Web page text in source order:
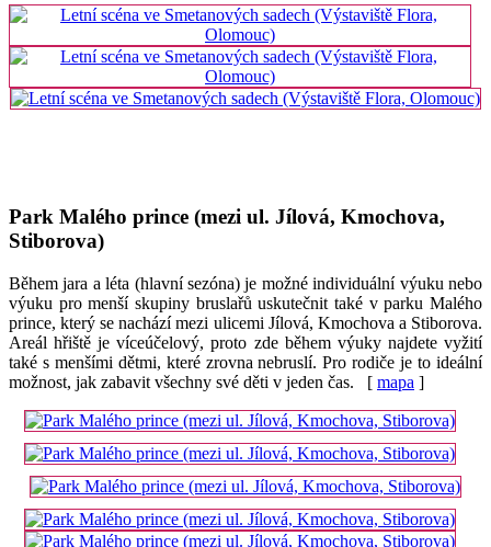
Park Malého prince (mezi ul. Jílová, Kmochova,
Stiborova)
Během jara a léta (hlavní sezóna) je možné individuální výuku nebo
výuku pro menší skupiny bruslařů uskutečnit také v parku Malého
prince, který se nachází mezi ulicemi Jílová, Kmochova a Stiborova.
Areál hřiště je víceúčelový, proto zde během výuky najdete vyžití
také s menšími dětmi, které zrovna nebruslí. Pro rodiče je to ideální
možnost, jak zabavit všechny své děti v jeden čas. [ mapa ]